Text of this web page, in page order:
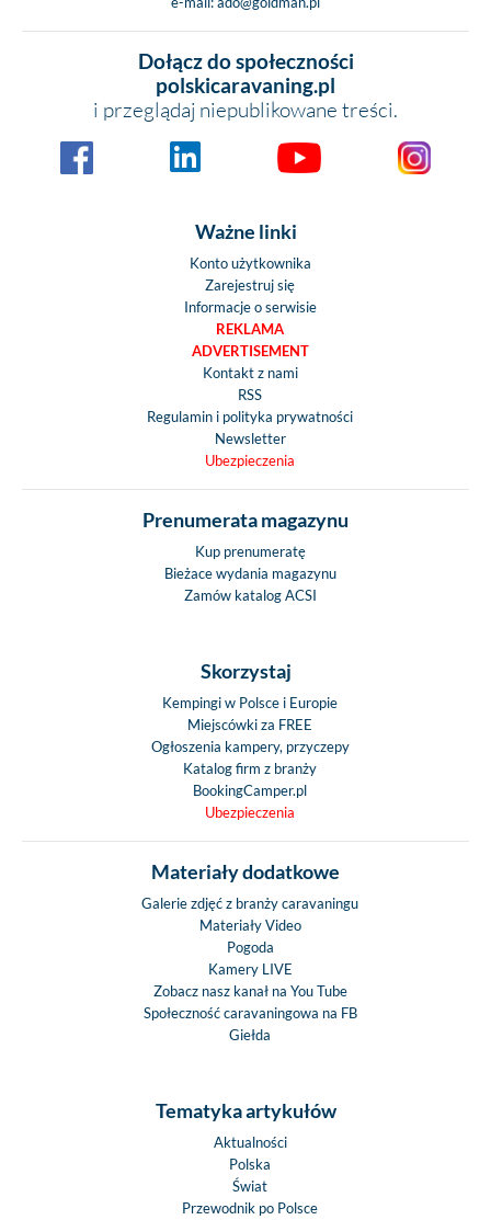
Dołącz do społeczności
polskicaravaning.pl
i przeglądaj niepublikowane treści.
Ważne linki
Konto użytkownika
Zarejestruj się
Informacje o serwisie
REKLAMA
ADVERTISEMENT
Kontakt z nami
RSS
Regulamin i polityka prywatności
Newsletter
Ubezpieczenia
Prenumerata magazynu
Kup prenumeratę
Bieżace wydania magazynu
Zamów katalog ACSI
Skorzystaj
Kempingi w Polsce i Europie
Miejscówki za FREE
Ogłoszenia kampery, przyczepy
Katalog firm z branży
BookingCamper.pl
Ubezpieczenia
Materiały dodatkowe
Galerie zdjęć z branży caravaningu
Materiały Video
Pogoda
Kamery LIVE
Zobacz nasz kanał na You Tube
Społeczność caravaningowa na FB
Giełda
Tematyka artykułów
Aktualności
Polska
Świat
Przewodnik po Polsce